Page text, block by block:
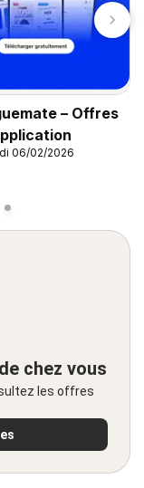
– Offres
06/02/2026
chez vous
les offres